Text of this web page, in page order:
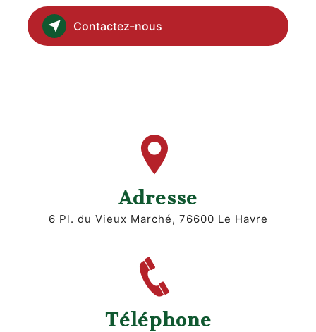
Contactez-nous
Adresse
6 Pl. du Vieux Marché, 76600 Le Havre
Téléphone